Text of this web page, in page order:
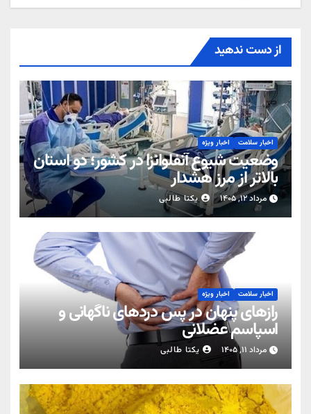
از دست ندهید
اخبار سلامت اخبار ویژه
وضعیت شیوع آنفلوانزا در کشور؛ دو استان
بالاتر از مرز هشدار
مرداد ۱۲, ۱۴۰۵ یکتا طالبی
اخبار سلامت اخبار ویژه
رازهای پنهان در پس دردهای ناگهانی و
اسپاسم عضلانی
مرداد ۱۱, ۱۴۰۵ یکتا طالبی